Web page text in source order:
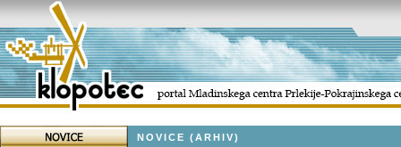
NOVICE (ARHIV)